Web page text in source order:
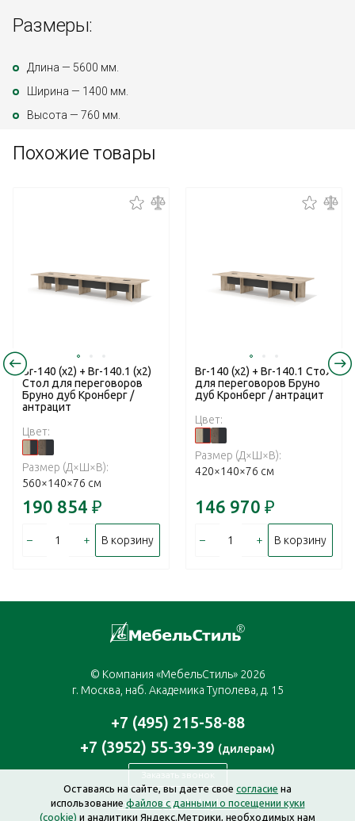
Размеры:
Длина — 5600 мм.
Ширина — 1400 мм.
Высота — 760 мм.
Похожие товары
Br-140 (x2) + Br-140.1 (x2)
Стол для переговоров
Бруно дуб Кронберг /
антрацит
Цвет:
Размер (Д×Ш×В):
560×140×76 см
190 854 ₽
– + В корзину
Br-140 (x2) + Br-140.1 Стол
для переговоров Бруно
дуб Кронберг / антрацит
Цвет:
Размер (Д×Ш×В):
420×140×76 см
146 970 ₽
– + В корзину
© Компания «МебельСтиль» 2026
г. Москва, наб. Академика Туполева, д. 15
+7 (495) 215-58-88
+7 (3952) 55-39-39 (дилерам)
Заказать звонок
moscow@mebelstyle.ru
Оставаясь на сайте, вы даете свое согласие на
использованиефайлов с данными о посещении куки
(cookie) и аналитики Яндекс.Метрики, необходимых нам